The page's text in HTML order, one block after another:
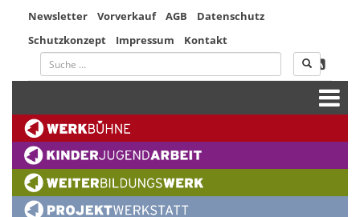
Newsletter Vorverkauf AGB
Datenschutz
Schutzkonzept
Impressum Kontakt